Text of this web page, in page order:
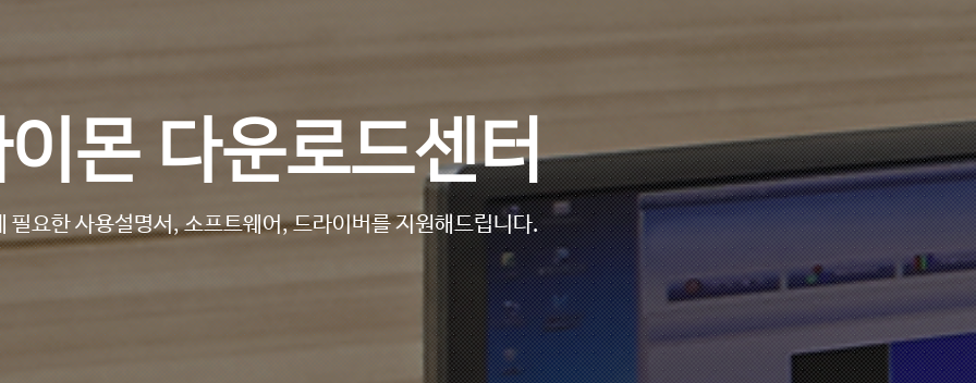
몬 다운로드센터
필요한 사용설명서, 소프트웨어, 드라이버를 지원해드립니다.